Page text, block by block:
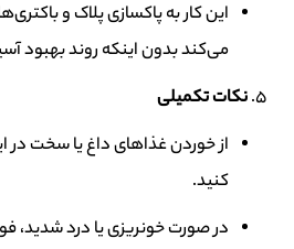
این کار به پاکسازی پلاک و
می‌کند بدون اینکه روند بهبود
نکات تکمیلی
از خوردن غذاهای داغ یا سخت در
کنید.
در صورت خونریزی یا درد شدید،